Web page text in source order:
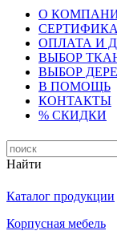
О
ОПЛАТА И
ВЫБОР
ВЫБОР
В ПОМОЩЬ
КОНТАКТЫ
% СКИДКИ
Найти
Каталог продукции
Корпусная мебель